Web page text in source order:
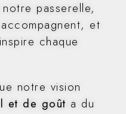
passerelle,
et
chaque
notre vision
et de goût a du